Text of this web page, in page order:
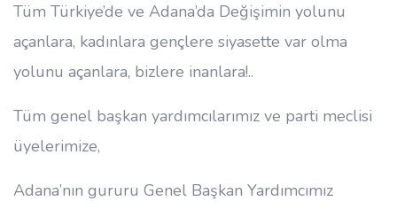
Tüm Türkiye’de ve Adana’da Değişimin yolunu
açanlara, kadınlara gençlere siyasette var olma
yolunu açanlara, bizlere inanlara!..
Tüm genel başkan yardımcılarımız ve parti meclisi
üyelerimize,
Adana’nın gururu Genel Başkan Yardımcımız